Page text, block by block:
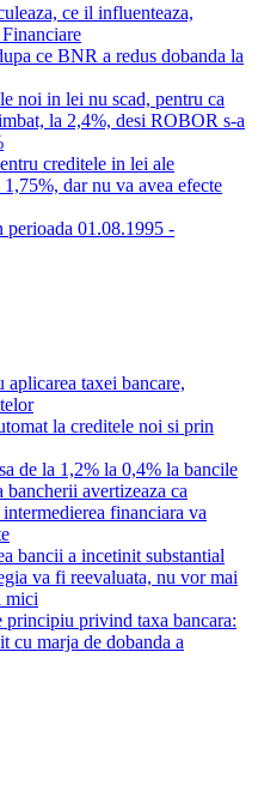
ce il influenteaza,
ce BNR a redus dobanda la
noi in lei nu scad, pentru ca
la 2,4%, desi ROBOR s-a
creditele in lei ale
dar nu va avea efecte
01.08.1995 -
taxei bancare,
la creditele noi si prin
de la 1,2% la 0,4% la bancile
avertizeaza ca
financiara va
bancii a incetinit substantial
va fi reevaluata, nu vor mai
mici
principiu privind taxa bancara:
cu marja de dobanda a